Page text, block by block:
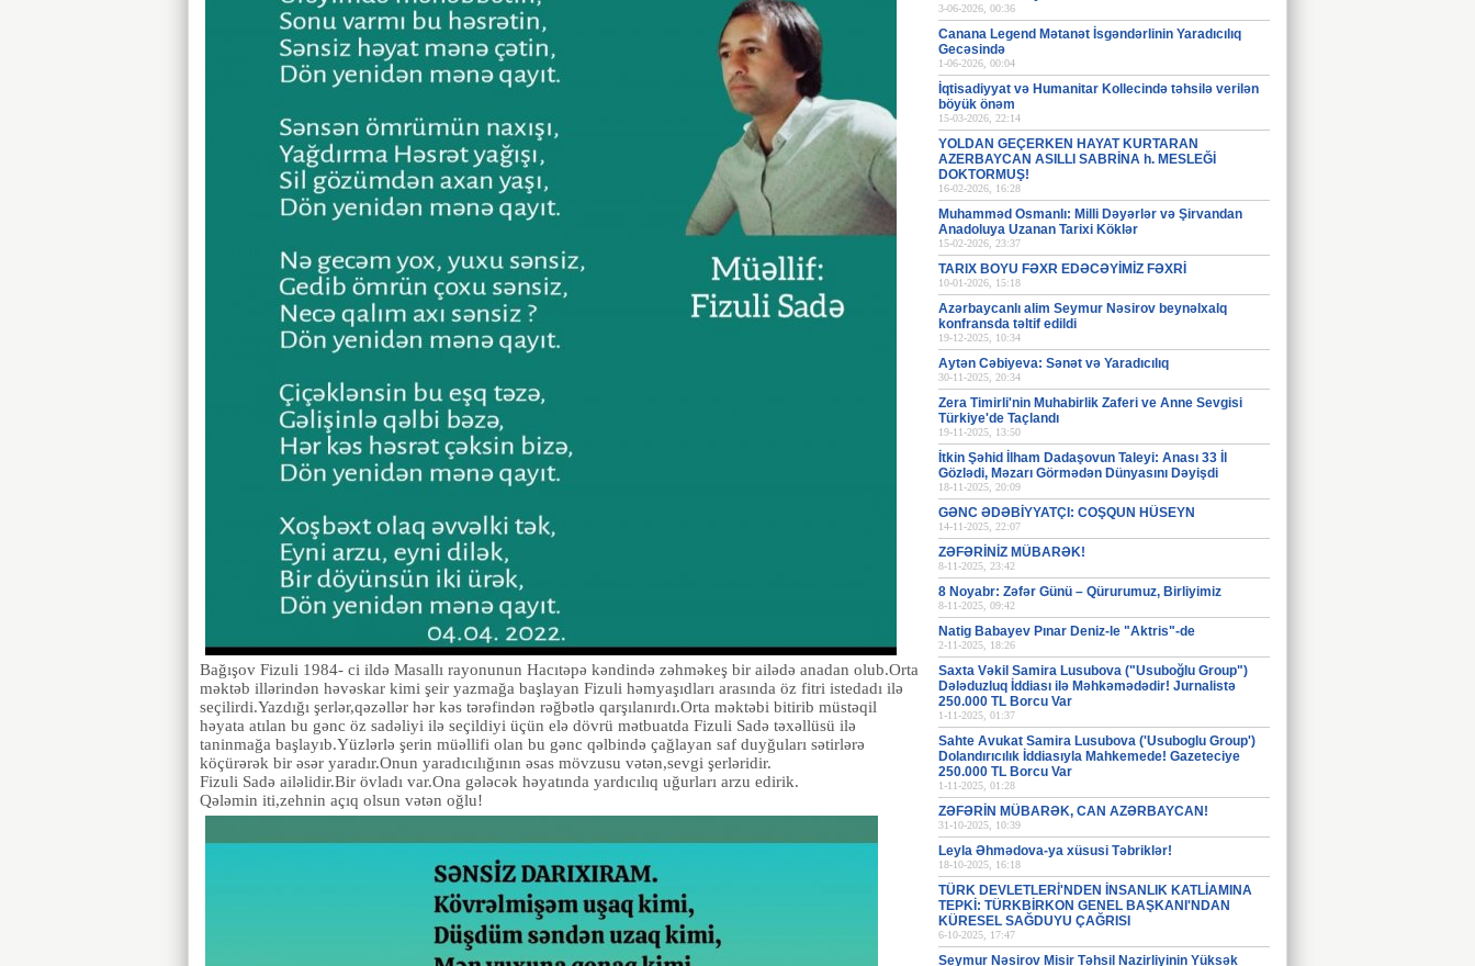
3-06-2026, 00:36
Canana Legend Mətanət İsgəndərlinin Yaradıcılıq
Gecəsində
1-06-2026, 00:04
İqtisadiyyat və Humanitar Kollecində təhsilə verilən
böyük önəm
15-03-2026, 22:14
YOLDAN GEÇERKEN HAYAT KURTARAN
AZERBAYCAN ASILLI SABRİNA h. MESLEĞİ
DOKTORMUŞ!
16-02-2026, 16:28
Muhamməd Osmanlı: Milli Dəyərlər və Şirvandan
Anadoluya Uzanan Tarixi Köklər
15-02-2026, 23:37
TARIX BOYU FƏXR EDƏCƏYİMİZ FƏXRİ
10-01-2026, 15:18
Azərbaycanlı alim Seymur Nəsirov beynəlxalq
konfransda təltif edildi
19-12-2025, 10:34
Aytən Cəbiyeva: Sənət və Yaradıcılıq
30-11-2025, 20:34
Zera Timirli'nin Muhabirlik Zaferi ve Anne Sevgisi
Türkiye'de Taçlandı
19-11-2025, 13:50
İtkin Şəhid İlham Dadaşovun Taleyi: Anası 33 İl
Gözlədi, Məzarı Görmədən Dünyasını Dəyişdi
18-11-2025, 20:09
GƏNC ƏDƏBİYYATÇI: COŞQUN HÜSEYN
14-11-2025, 22:07
ZƏFƏRİNİZ MÜBARƏK!
8-11-2025, 23:42
8 Noyabr: Zəfər Günü – Qürurumuz, Birliyimiz
8-11-2025, 09:42
Natig Babayev Pınar Deniz-le "Aktris"-de
2-11-2025, 18:26
Saxta Vəkil Samira Lusubova ("Usuboğlu Group")
Dələduzluq İddiası ilə Məhkəmədədir! Jurnalistə
250.000 TL Borcu Var
1-11-2025, 01:37
Sahte Avukat Samira Lusubova ('Usuboglu Group')
Dolandırıcılık İddiasıyla Mahkemede! Gazeteciye
250.000 TL Borcu Var
1-11-2025, 01:28
ZƏFƏRİN MÜBARƏK, CAN AZƏRBAYCAN!
31-10-2025, 10:39
Leyla Əhmədova-ya xüsusi Təbriklər!
18-10-2025, 16:18
TÜRK DEVLETLERİ'NDEN İNSANLIK KATLİAMINA
TEPKİ: TÜRKBİRKON GENEL BAŞKANI'NDAN
KÜRESEL SAĞDUYU ÇAĞRISI
6-10-2025, 17:47
Seymur Nəsirov Misir Təhsil Nazirliyinin Yüksək
Bağışov Fizuli 1984- ci ildə Masallı rayonunun Hacıtəpə kəndində zəhməkeş bir ailədə anadan olub.Orta
məktəb illərindən həvəskar kimi şeir yazmağa başlayan Fizuli həmyaşıdları arasında öz fitri istedadı ilə
seçilirdi.Yazdığı şerlər,qəzəllər hər kəs tərəfindən rəğbətlə qarşılanırdı.Orta məktəbi bitirib müstəqil
həyata atılan bu gənc öz sadəliyi ilə seçildiyi üçün elə dövrü mətbuatda Fizuli Sadə təxəllüsü ilə
taninmağa başlayıb.Yüzlərlə şerin müəllifi olan bu gənc qəlbində çağlayan saf duyğuları sətirlərə
köçürərək bir əsər yaradır.Onun yaradıcılığının əsas mövzusu vətən,sevgi şerləridir.
Fizuli Sadə ailəlidir.Bir övladı var.Ona gələcək həyatında yardıcılıq uğurları arzu edirik.
Qələmin iti,zehnin açıq olsun vətən oğlu!